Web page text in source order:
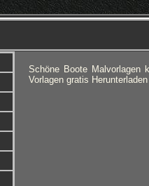
Schöne Boote Malvorlagen
Vorlagen gratis